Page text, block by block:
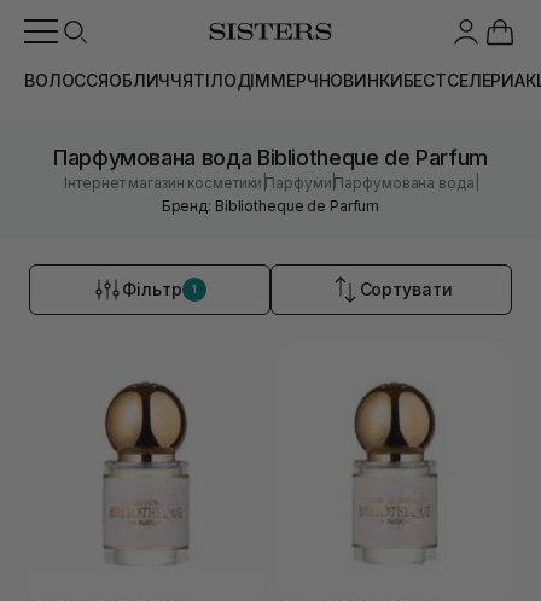
ВОЛОССЯОБЛИЧЧЯТІЛОДІММЕРЧНОВИНКИБЕСТСЕЛЕРИ
Парфумована вода Bibliotheque de Parfum
Інтернет магазин косметики |Парфуми |Парфумована вода
Бренд: Bibliotheque de Parfum
Фільтр 1 Сортувати